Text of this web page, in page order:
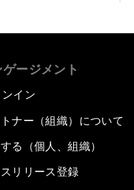
ゲージメント
イン
ナー（組織）について
る（個人、組織）
リリース登録